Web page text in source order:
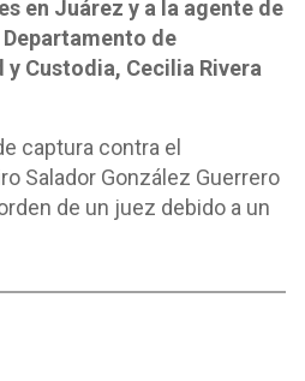
en Juárez y a la agente de
de
Custodia, Cecilia Rivera
captura contra el
Salador González Guerrero
de un juez debido a un